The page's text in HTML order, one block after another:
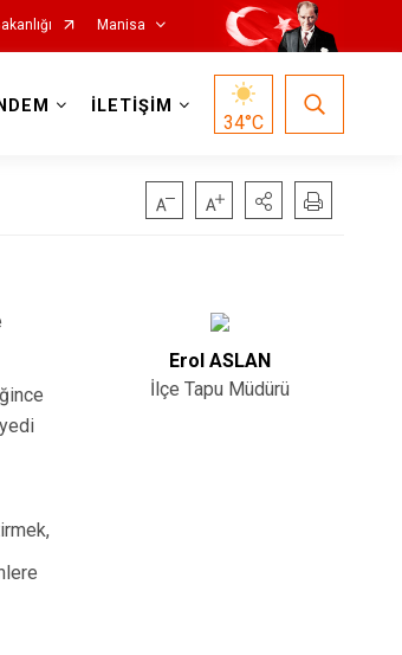
Manisa
Turgutlu
İLETİŞİM
34°C
Erol ASLAN
İlçe Tapu Müdürü